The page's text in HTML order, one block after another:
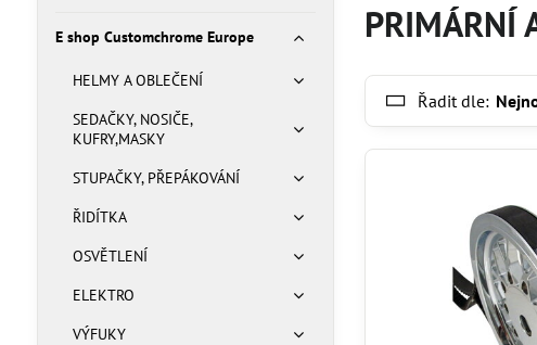
PRIMÁRNÍ
Řadit dle:
E shop Customchrome Europe
HELMY A OBLEČENÍ
SEDAČKY, NOSIČE,
KUFRY,MASKY
STUPAČKY, PŘEPÁKOVÁNÍ
ŘIDÍTKA
OSVĚTLENÍ
ELEKTRO
VÝFUKY